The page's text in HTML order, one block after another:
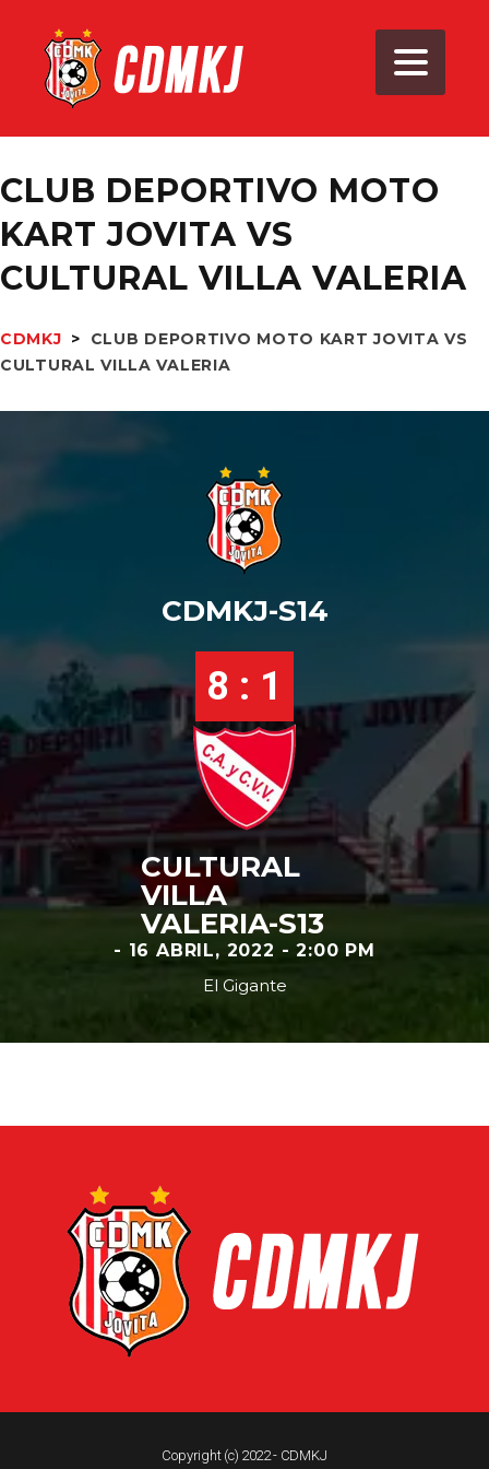
CLUB DEPORTIVO MOTO
KART JOVITA VS
CULTURAL VILLA VALERIA
CDMKJ >
CLUB DEPORTIVO MOTO KART JOVITA VS
CULTURAL VILLA VALERIA
CDMKJ-S14
8 : 1
CULTURAL
VILLA
VALERIA-S13
- 16 ABRIL, 2022 - 2:00 PM
El Gigante
Copyright (c) 2022 - CDMKJ